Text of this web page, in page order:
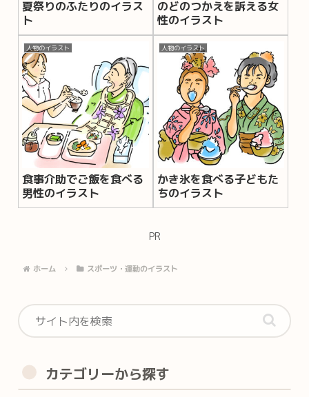
夏祭りのふたりのイラス
ト
のどのつかえを訴える女
性のイラスト
人物のイラスト
食事介助でご飯を食べる
男性のイラスト
人物のイラスト
かき氷を食べる子どもた
ちのイラスト
PR
ホーム スポーツ・運動のイラスト
カテゴリーから探す